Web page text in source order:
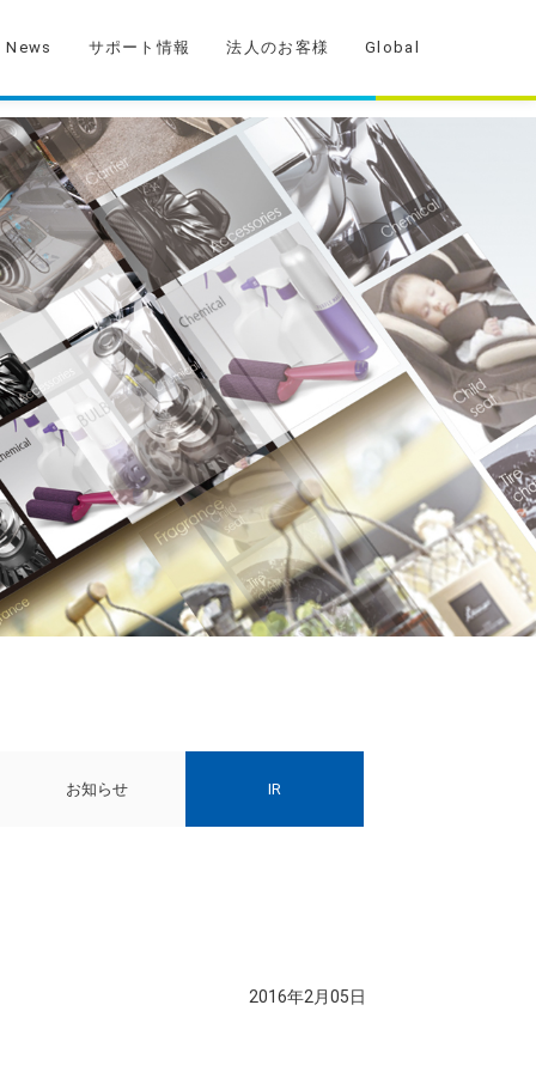
News サポート情報 法人のお客様 Global
お知らせ IR
2016年2月05日